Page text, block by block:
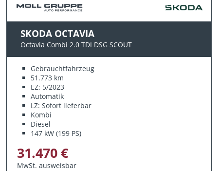
SKODA OCTAVIA
Octavia Combi 2.0 TDI DSG SCOUT
Gebrauchtfahrzeug
51.773 km
EZ: 5/2023
Automatik
LZ: Sofort lieferbar
Kombi
Diesel
147 kW (199 PS)
31.470 €
MwSt. ausweisbar